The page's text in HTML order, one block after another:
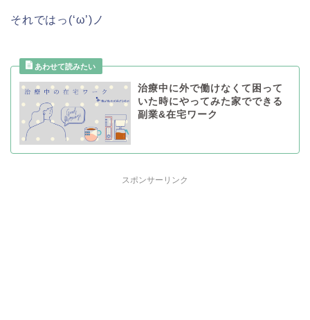
それではっ(‘ω’)ノ
治療中に外で働けなくて困って
いた時にやってみた家でできる
副業&在宅ワーク
スポンサーリンク